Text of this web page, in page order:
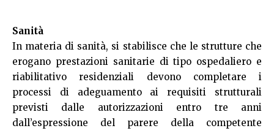
Sanità
In materia di sanità, si stabilisce che le strutture che
erogano prestazioni sanitarie di tipo ospedaliero e
riabilitativo residenziali devono completare i
processi di adeguamento ai requisiti strutturali
previsti dalle autorizzazioni entro tre anni
dall’espressione del parere della competente